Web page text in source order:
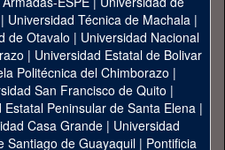
Universidad Técnica de Machala|
de Otavalo | Universidad Nacional
| Universidad Estatal de Bolivar
Politécnica del Chimborazo |
San Francisco de Quito |
Estatal Peninsular de Santa Elena|
Casa Grande | Universidad
Santiago de Guayaquil| Pontificia